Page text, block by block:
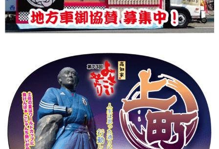
グッズ
上町Tシャツ
振付
その他
壁紙